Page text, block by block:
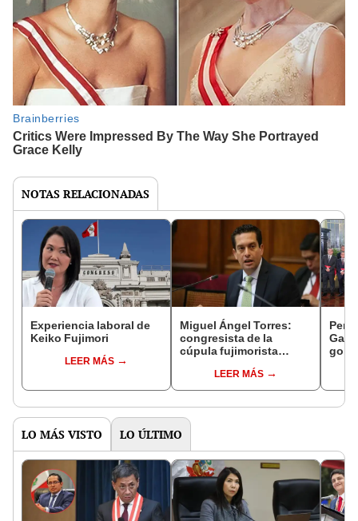
NOTAS RELACIONADAS
Experiencia laboral de
Keiko Fujimori
LEER MÁS
Miguel Ángel Torres:
congresista de la
cúpula fujimorista
del SenadoLEER MÁS
LO MÁS VISTO LO ÚLTIMO